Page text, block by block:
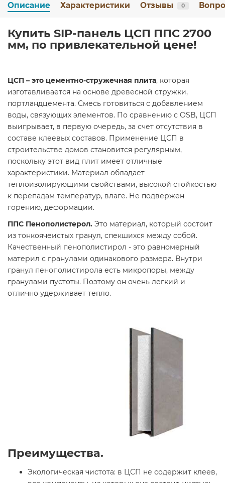
Описание Характеристики Отзывы 0
Купить SIP-панель ЦСП ППС 2700
мм, по привлекательной цене!
ЦСП – это цементно-стружечная плита, которая
изготавливается на основе древесной стружки,
портландцемента. Смесь готовиться с добавлением
воды, связующих элементов. По сравнению с OSB, ЦСП
выигрывает, в первую очередь, за счет отсутствия в
составе клеевых составов. Применение ЦСП в
строительстве домов становится регулярным,
поскольку этот вид плит имеет отличные
характеристики. Материал обладает
теплоизолирующими свойствами, высокой стойкостью
к перепадам температур, влаге. Не подвержен
горению, деформации.
ППС Пенополистерол. Это материал, который состоит
из тонкоячеистых гранул, спекшихся между собой.
Качественный пенополистирол - это равномерный
материл с гранулами одинакового размера. Внутри
гранул пенополистирола есть микропоры, между
гранулами пустоты. Поэтому он очень легкий и
отлично удерживает тепло.
Преимущества.
Экологическая чистота: в ЦСП не содержит клеев,